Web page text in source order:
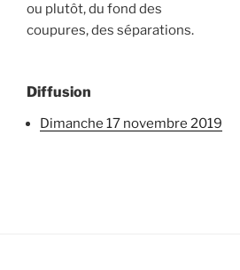
ou plutôt, du fond des
coupures, des séparations.
Diffusion
dimanche 17 novembre 2019